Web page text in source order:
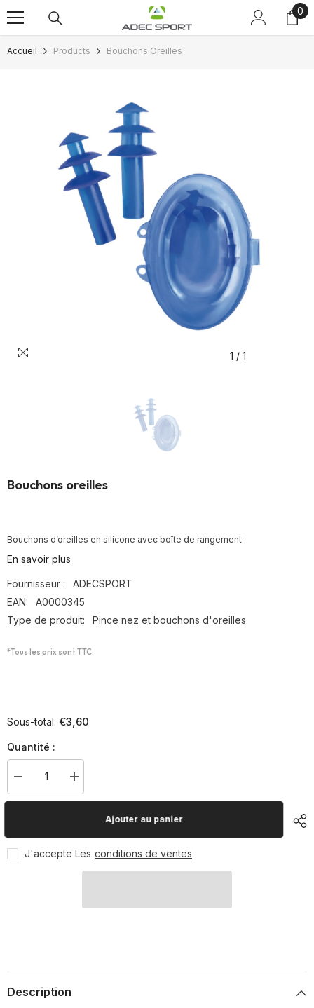
Passer au contenu 0
0
Accueil Products Bouchons Oreilles
1 / 1
Bouchons oreilles
Bouchons d’oreilles en silicone avec boîte de rangement.
En savoir plus
Fournisseur :
ADECSPORT
EAN:
A0000345
Type de produit:
Pince nez et bouchons d'oreilles
*Tous les prix sont TTC.
Sous-total: €3,60
Quantité :
Diminuer
la
quantité
oreilles
Augmenter
la
quantité
Bouchons
oreilles
Ajouter au panier
J'accepte Les conditions de ventes
Description